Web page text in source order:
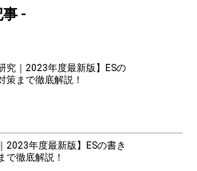
-
究｜2023年度最新版】ESの
策まで徹底解説！
2023年度最新版】ESの書き
で徹底解説！